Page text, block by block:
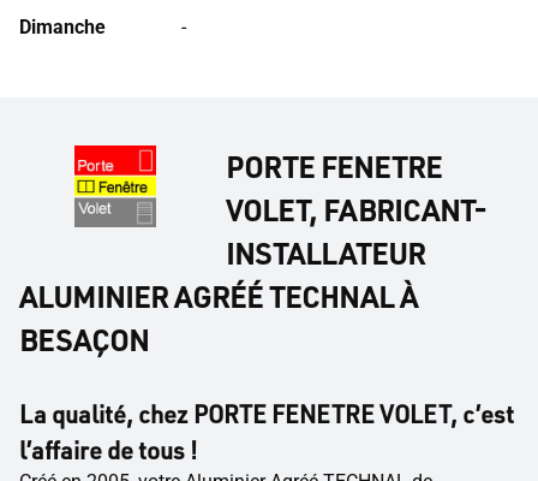
Dimanche
-
PORTE FENETRE
VOLET, FABRICANT-
INSTALLATEUR
ALUMINIER AGRÉÉ TECHNAL À
BESAÇON
La qualité, chez PORTE FENETRE VOLET, c’est
l’affaire de tous !